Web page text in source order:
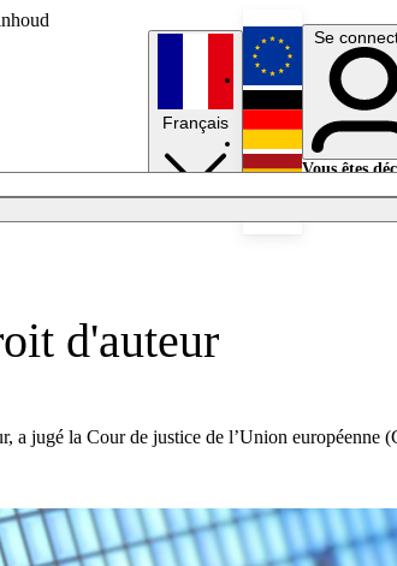
Français
English
Deutsch
Se
Vous êtes
d'auteur
a jugé la Cour de justice de l’Union européenne